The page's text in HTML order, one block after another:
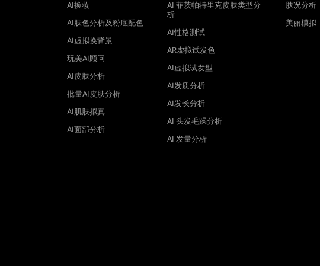
AI换妆
AI肤色分析及粉底配色
AI虚拟换背景
玩美AI顾问
AI皮肤分析
批量AI皮肤分析
AI肌肤拟真
AI面部分析
AI 菲茨帕特里克皮肤类型分
析
AI性格测试
AR虚拟试发色
AI虚拟试发型
AI发质分析
AI发长分析
AI 头发毛躁分析
AI 发量分析
肤况分析
美丽模拟